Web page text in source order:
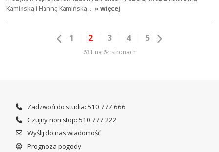
Kamińską i Hanną Kamińską… » więcej
1 2 3 4 5
631 na 64 stronach
Zadzwoń do studia: 510 777 666
Czujny non stop: 510 777 222
Wyślij do nas wiadomość
Prognoza pogody